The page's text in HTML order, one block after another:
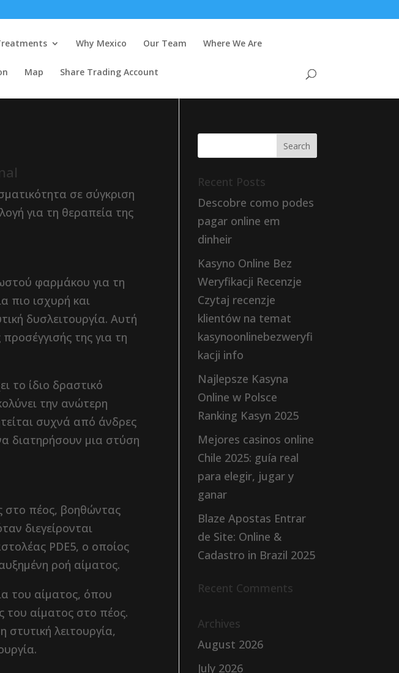
Why Mexico Our Team Where We Are
Map Share Trading Account
σε σύγκριση
για τη θεραπεία της
φαρμάκου για τη
πιο ισχυρή και
δυσλειτουργία. Αυτή
της για τη
το ίδιο δραστικό
την ανώτερη
συχνά από άνδρες
διατηρήσουν μια στύση
στο πέος, βοηθώντας
διεγείρονται
PDE5, ο οποίος
ροή αίματος.
του αίματος, όπου
του αίματος στο πέος.
λειτουργία,
Recent Posts
Descobre como podes
pagar online em
dinheir
Kasyno Online Bez
Weryfikacji Recenzje
Czytaj recenzje
klientów na temat
kasynoonlinebezweryfi
kacji info
Najlepsze Kasyna
Online w Polsce
Ranking Kasyn 2025
Mejores casinos online
Chile 2025: guía real
para elegir, jugar y
ganar
Blaze Apostas Entrar
de Site: Online &
Cadastro in Brazil 2025
Recent Comments
Archives
August 2026
July 2026